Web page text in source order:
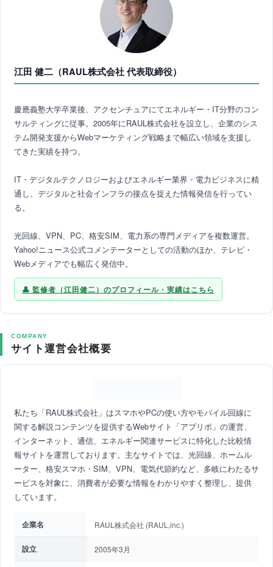
江田 健二（RAUL株式会社 代表取締役）
慶應義塾大学卒業後、アクセンチュアにてエネルギー・IT分野のコン
サルティングに従事。2005年にRAUL株式会社を設立し、企業のシス
テム開発支援からWebマーケティング戦略まで幅広い領域を支援し
てきた実績を持つ。
IT・デジタルテクノロジーおよびエネルギー業界・電力ビジネスに精
通し、デジタルと社会インフラの接点を捉えた情報発信を行ってい
る。
光回線、VPN、PC、格安SIM、電力系の専門メディアを複数運営。
Yahoo!ニュース公式コメンテーターとしての活動のほか、テレビ・
Webメディアでも幅広く発信中。
監修者（江田健二）のプロフィール・実績はこちら
COMPANY
サイト運営会社概要
私たち「RAUL株式会社」はスマホやPCの使い方やモバイル回線に
関する解説コンテンツを提供するWebサイト「アプリポ」の運営、
インターネット、通信、エネルギー関連サービスに特化した比較情
報サイトを運営しております。主なサイトでは、光回線、ホームル
ーター、格安スマホ・SIM、VPN、電気代節約など、多岐にわたるサ
ービスを対象に、消費者が必要な情報をわかりやすく整理し、提供
しています。
企業名 RAUL株式会社 (RAUL,inc.)
設立 2005年3月